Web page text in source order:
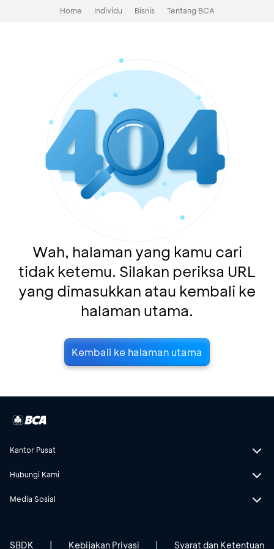
Home Individu Bisnis Tentang BCA
Wah, halaman yang kamu cari
tidak ketemu. Silakan periksa URL
yang dimasukkan atau kembali ke
halaman utama.
Kembali ke halaman utama
Kantor Pusat
Hubungi Kami
Media Sosial
SBDK Kebijakan Privasi Syarat dan Ketentuan